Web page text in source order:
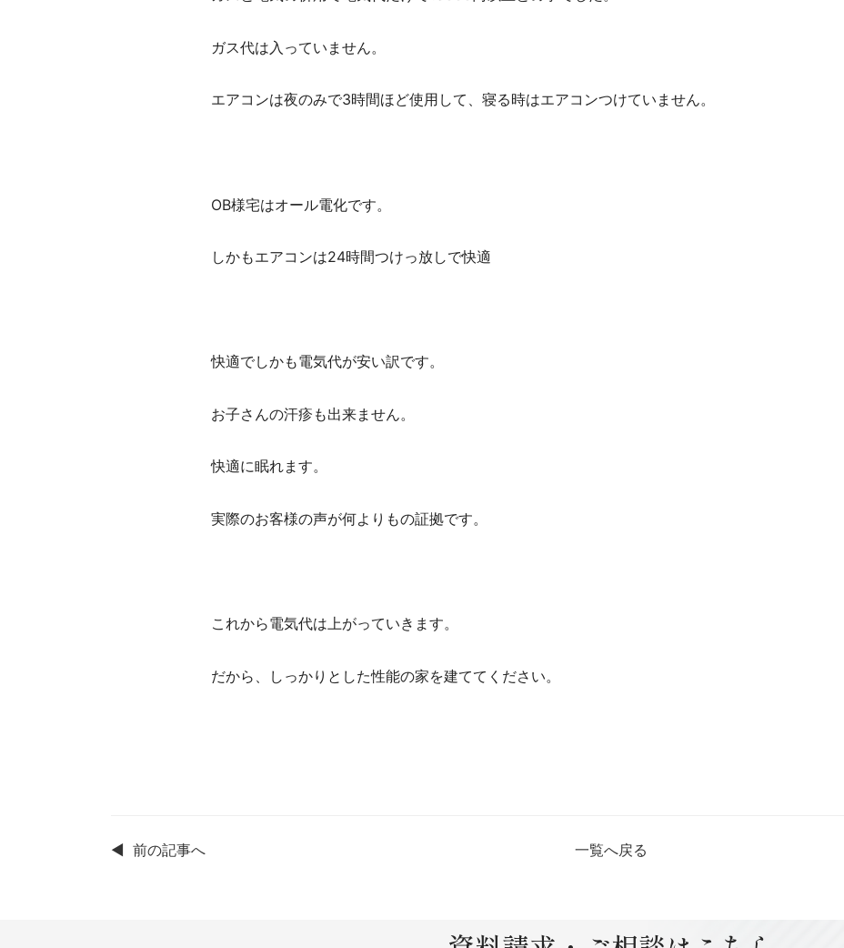
ガス代は入っていません。
エアコンは夜のみで3時間ほど使用して、寝る時はエアコンつけていません。
OB様宅はオール電化です。
しかもエアコンは24時間つけっ放しで快適
快適でしかも電気代が安い訳です。
お子さんの汗疹も出来ません。
快適に眠れます。
実際のお客様の声が何よりもの証拠です。
これから電気代は上がっていきます。
だから、しっかりとした性能の家を建ててください。
◀ 前の記事へ 一覧へ戻る